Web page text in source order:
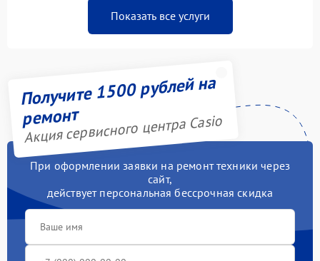
Показать все услуги
Получите 1500 рублей на
ремонт
Акция сервисного центра Casio
При оформлении заявки на ремонт техники через
сайт,
действует персональная бессрочная скидка